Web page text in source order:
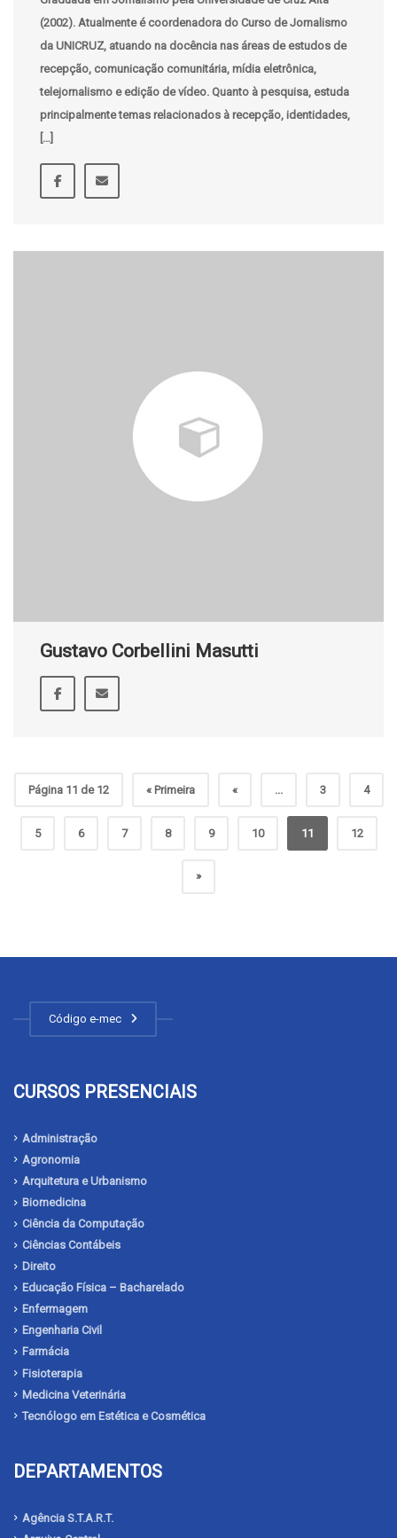
(2002). Atualmente é coordenadora do Curso de Jornalismo
da UNICRUZ, atuando na docência nas áreas de estudos de
recepção, comunicação comunitária, mídia eletrônica,
telejornalismo e edição de vídeo. Quanto à pesquisa, estuda
principalmente temas relacionados à recepção, identidades,
[…]
Gustavo Corbellini Masutti
Página 11 de 12 « Primeira « ... 3 4
5 6 7 8 9 10 11 12
»
Código e-mec
CURSOS PRESENCIAIS
Administração
Agronomia
Arquitetura e Urbanismo
Biomedicina
Ciência da Computação
Ciências Contábeis
Direito
Educação Física – Bacharelado
Enfermagem
Engenharia Civil
Farmácia
Fisioterapia
Medicina Veterinária
Tecnólogo em Estética e Cosmética
DEPARTAMENTOS
Agência S.T.A.R.T.